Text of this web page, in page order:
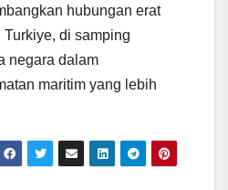
hubungan erat
di samping
negara dalam
maritim yang lebih